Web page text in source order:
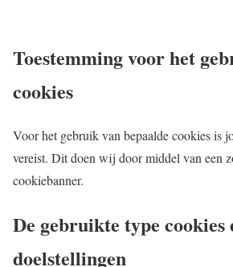
Toestemming voor het
cookies
Voor het gebruik van bepaalde cookies is
vereist. Dit doen wij door middel van een
cookiebanner.
De gebruikte type cookies
doelstellingen